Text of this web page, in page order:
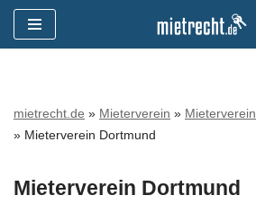
Zum
mietrecht.de » Mieterverein »
» Mieterverein Dortmund
Mieterverein Dortmund